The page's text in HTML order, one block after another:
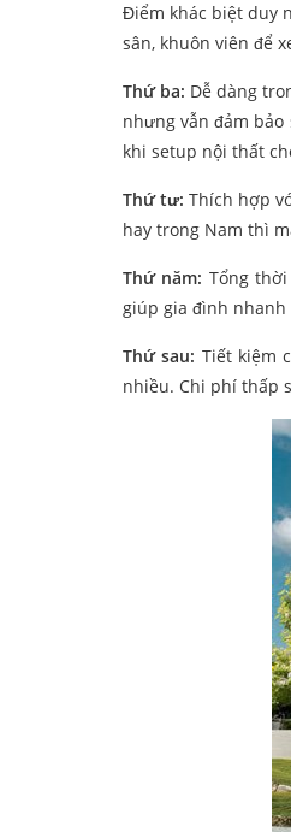
Điểm khác biệt duy
sân, khuôn viên để
Thứ ba: Dễ dàng
nhưng vẫn đảm
khi setup nội thất
Thứ tư:Thích hợp
hay trong Nam thì
Thứ năm: Tổng
giúp gia đình nhanh
Thứ sau: Tiết kiệm
nhiều. Chi phí thấp